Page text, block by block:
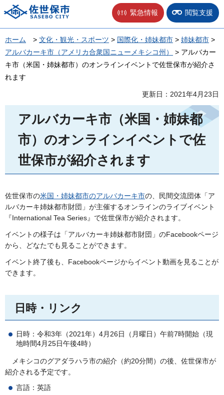
佐世保市 緊急情報 閲覧支援
ホーム > 文化・観光・スポーツ > 国際化・姉妹都市 > 姉妹都市 >
アルバカーキ市（アメリカ合衆国ニューメキシコ州）
> アルバカー
キ市（米国・姉妹都市）のオンラインイベントで佐世保市が紹介さ
れます
更新日：2021年4月23日
アルバカーキ市（米国・姉妹都
市）のオンラインイベントで佐
世保市が紹介されます
佐世保市の米国・姉妹都市のアルバカーキ市の、民間交流団体「ア
ルバカーキ姉妹都市財団」が主催するオンラインのライブイベント
『International Tea Series』で佐世保市が紹介されます。
イベントの様子は「アルバカーキ姉妹都市財団」のFacebookページ
から、どなたでも見ることができます。
イベント終了後も、Facebookページからイベント動画を見ることが
できます。
日時・リンク
日時：令和3年（2021年）4月26日（月曜日）午前7時開始（現
地時間4月25日午後4時）
メキシコのグアダラハラ市の紹介（約20分間）の後、佐世保市が
紹介される予定です。
言語：英語